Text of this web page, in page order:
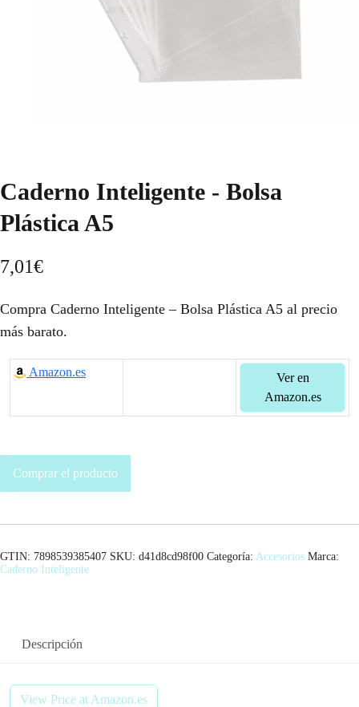
Caderno Inteligente - Bolsa
Plástica A5
7,01€
Compra Caderno Inteligente – Bolsa Plástica A5 al precio
más barato.
Amazon.es
Ver en
Amazon.es
Comprar el producto
GTIN: 7898539385407 SKU: d41d8cd98f00 Categoría: Accesorios Marca:
Caderno Inteligente
Descripción
View Price at Amazon.es